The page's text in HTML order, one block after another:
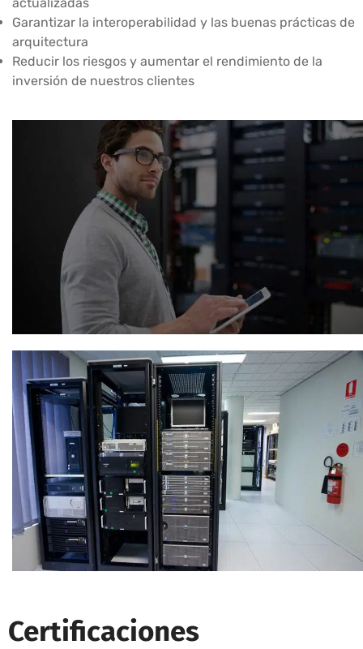
Garantizar la interoperabilidad y las buenas prácticas de
arquitectura
Reducir los riesgos y aumentar el rendimiento de la
inversión de nuestros clientes
Certificaciones